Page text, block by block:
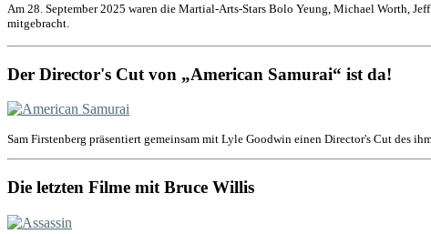
Am 28. September 2025 waren die Martial-Arts-Stars Bolo Yeung, Michael Worth,
mitgebracht.
Der Director's Cut von „American Samurai“ ist da!
Sam Firstenberg präsentiert gemeinsam mit Lyle Goodwin einen Director's Cut des
Die letzten Filme mit Bruce Willis